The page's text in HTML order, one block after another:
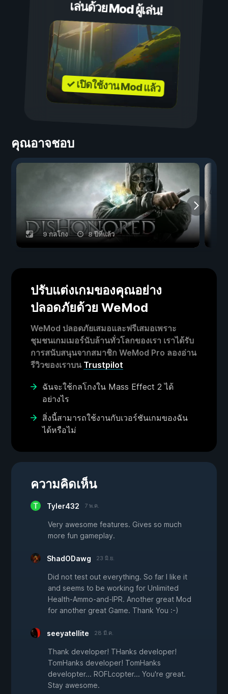
เล่นด้วย Mod ผู้เล่น!
✓ เปิดใช้งาน Mod แล้ว
คุณอาจชอบ
9 กลโกง 8 ปีที่แล้ว
ปรับแต่งเกมของคุณอย่าง
ปลอดภัยด้วย WeMod
WeMod ปลอดภัยเสมอและฟรีเสมอเพราะ
ชุมชนเกมเมอร์นับล้านทั่วโลกของเรา เราได้รับ
การสนับสนุนจากสมาชิก WeMod Pro ลองอ่าน
รีวิวของเราบน Trustpilot
ฉันจะใช้กลโกงใน Mass Effect 2 ได้
อย่างไร
สิ่งนี้สามารถใช้งานกับเวอร์ชันเกมของฉัน
ได้หรือไม่
ความคิดเห็น
Tyler432 7 พ.ค.
Very awesome features. Gives so much
more fun gameplay.
ShadODawg 23 มิ.ย.
Did not test out everything. So far I like it
and seems to be working for Unlimited
Health-Ammo-and-IPR. Another great Mod
for another great Game. Thank You :-)
seeyatellite 28 มี.ค.
Thank developer! THanks developer!
TomHanks developer! TomHanks
developter... ROFLcopter... You're great.
Stay awesome.